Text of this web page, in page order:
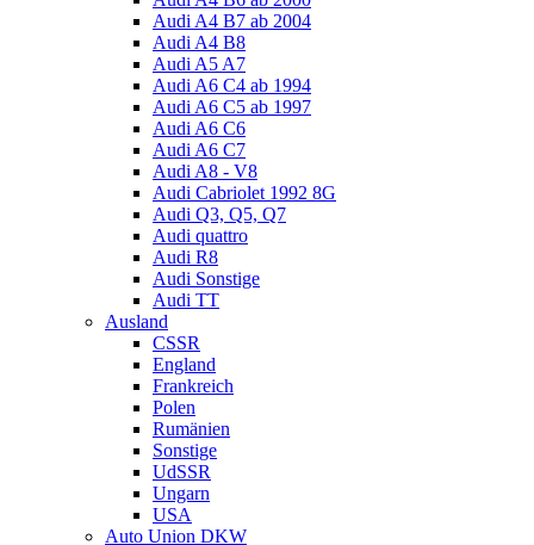
Audi A4 B7 ab 2004
Audi A4 B8
Audi A5 A7
Audi A6 C4 ab 1994
Audi A6 C5 ab 1997
Audi A6 C6
Audi A6 C7
Audi A8 - V8
Audi Cabriolet 1992 8G
Audi Q3, Q5, Q7
Audi quattro
Audi R8
Audi Sonstige
Audi TT
Ausland
CSSR
England
Frankreich
Polen
Rumänien
Sonstige
UdSSR
Ungarn
USA
Auto Union DKW